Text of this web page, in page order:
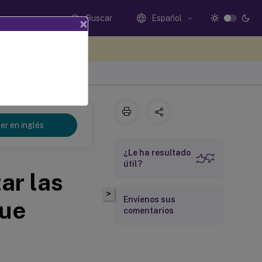
Buscar Español
en inglés
las
>
¿Le ha resultado
útil?
Envíenos sus
comentarios
×